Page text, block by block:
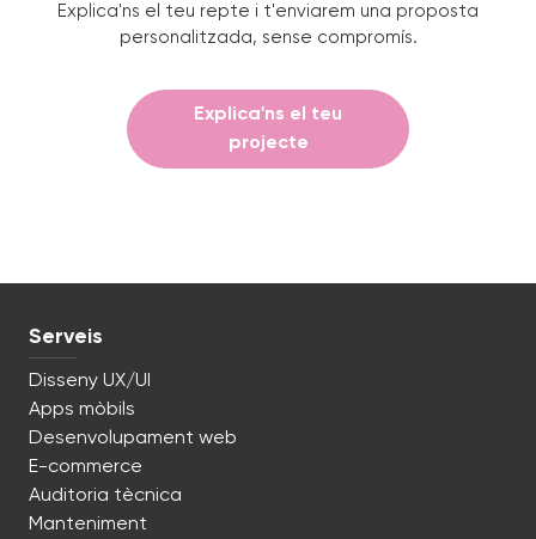
Explica'ns el teu repte i t'enviarem una proposta
personalitzada, sense compromís.
Explica'ns el teu
projecte
Serveis
Disseny UX/UI
Apps mòbils
Desenvolupament web
E-commerce
Auditoria tècnica
Manteniment